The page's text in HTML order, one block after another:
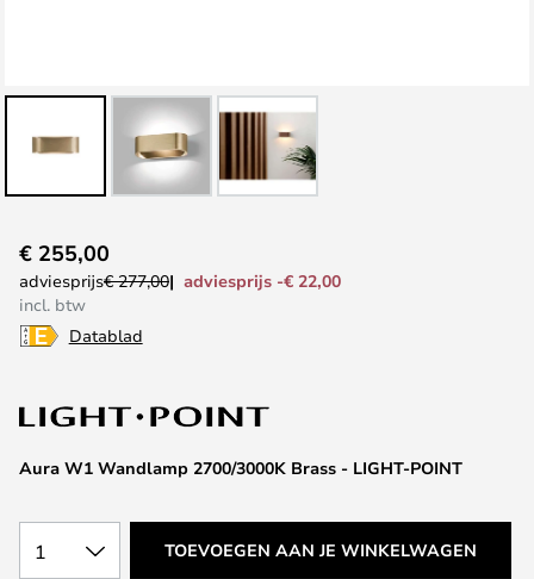
naar
het
begin
van
afbeeldingen-
Aura W1 Wandlamp 2700/3000K Brass - LIGHT-POINT
€ 255,00
adviesprijs€ 277,00
adviesprijs -€ 22,00
incl. btw
Datablad
1 TOEVOEGEN AAN JE WINKELWAGEN